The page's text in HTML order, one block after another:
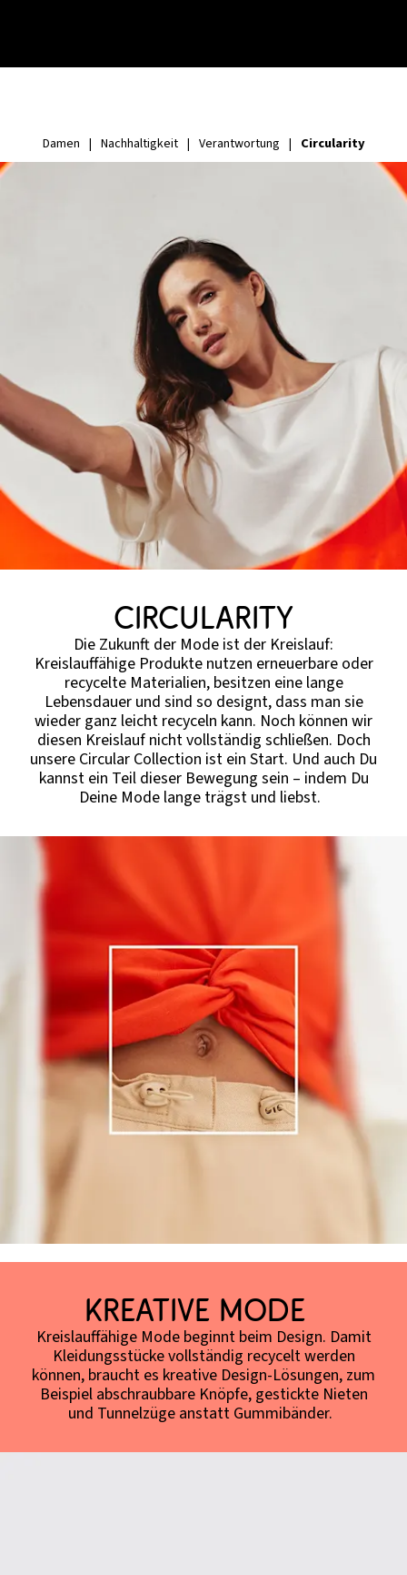
Damen | Nachhaltigkeit | Verantwortung | Circularity
CIRCULARITY
Die Zukunft der Mode ist der Kreislauf:
Kreislauffähige Produkte nutzen erneuerbare oder
recycelte Materialien, besitzen eine lange
Lebensdauer und sind so designt, dass man sie
wieder ganz leicht recyceln kann. Noch können wir
diesen Kreislauf nicht vollständig schließen. Doch
unsere Circular Collection ist ein Start. Und auch Du
kannst ein Teil dieser Bewegung sein – indem Du
Deine Mode lange trägst und liebst.
Kreative Mode
Kreislauffähige Mode beginnt beim Design. Damit
Kleidungsstücke vollständig recycelt werden
können, braucht es kreative Design-Lösungen, zum
Beispiel abschraubbare Knöpfe, gestickte Nieten
und Tunnelzüge anstatt Gummibänder.